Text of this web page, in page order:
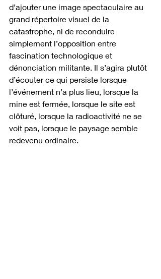
d’ajouter une image spectaculaire au
grand répertoire visuel de la
catastrophe, ni de reconduire
simplement l’opposition entre
fascination technologique et
dénonciation militante. Il s’agira plutôt
d’écouter ce qui persiste lorsque
l’événement n’a plus lieu, lorsque la
mine est fermée, lorsque le site est
clôturé, lorsque la radioactivité ne se
voit pas, lorsque le paysage semble
redevenu ordinaire.